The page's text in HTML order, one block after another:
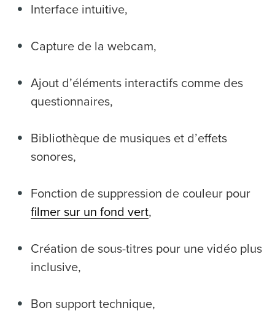
Interface intuitive,
Capture de la webcam,
Ajout d’éléments interactifs comme des
questionnaires,
Bibliothèque de musiques et d’effets
sonores,
Fonction de suppression de couleur pour
filmer sur un fond vert,
Création de sous-titres pour une vidéo plus
inclusive,
Bon support technique,